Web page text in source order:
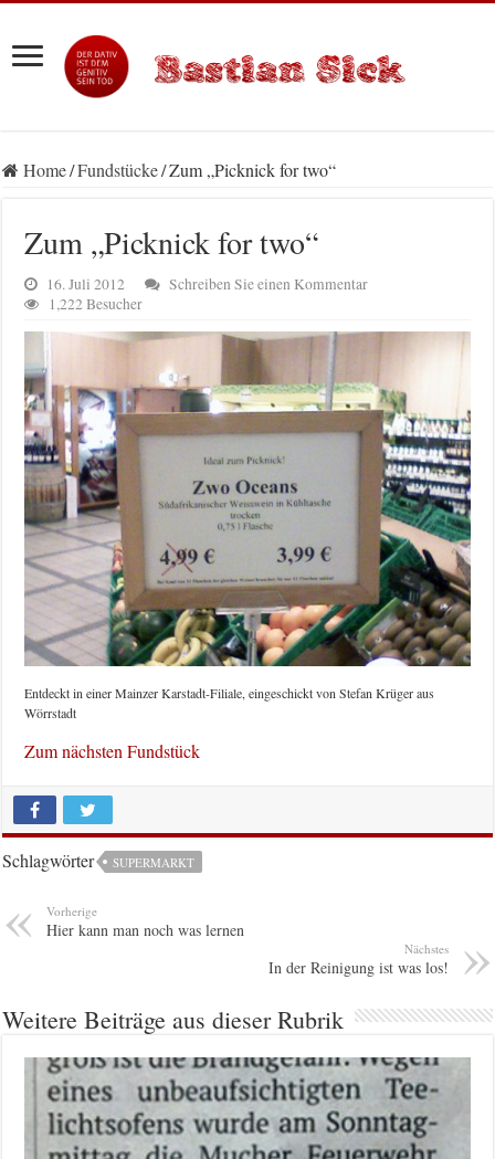
Home/Fundstücke/Zum „Picknick for two“
Zum „Picknick for two“
16. Juli 2012
Schreiben Sie einen Kommentar
1,222 Besucher
Entdeckt in einer Mainzer Karstadt-Filiale, eingeschickt von Stefan Krüger aus
Wörrstadt
Zum nächsten Fundstück
Schlagwörter SUPERMARKT
Vorherige
Hier kann man noch was lernen
Nächstes
In der Reinigung ist was los!
Weitere Beiträge aus dieser Rubrik